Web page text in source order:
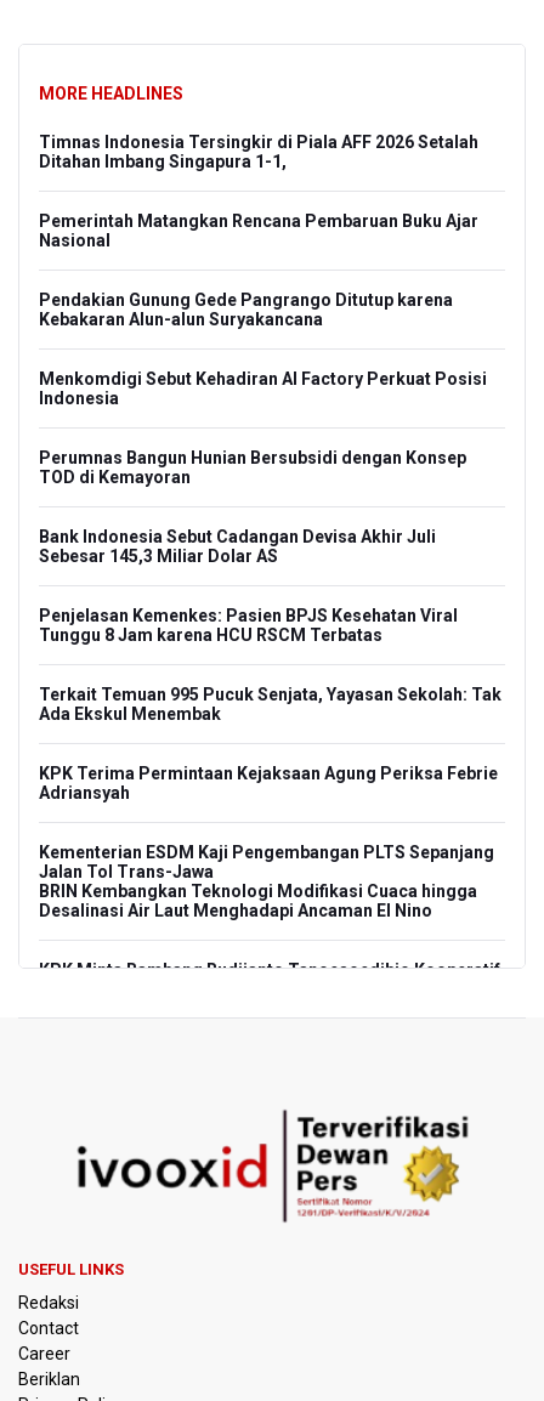
MORE HEADLINES
Timnas Indonesia Tersingkir di Piala AFF 2026 Setalah
Ditahan Imbang Singapura 1-1,
Pemerintah Matangkan Rencana Pembaruan Buku Ajar
Nasional
Pendakian Gunung Gede Pangrango Ditutup karena
Kebakaran Alun-alun Suryakancana
Menkomdigi Sebut Kehadiran AI Factory Perkuat Posisi
Indonesia
Perumnas Bangun Hunian Bersubsidi dengan Konsep
TOD di Kemayoran
Bank Indonesia Sebut Cadangan Devisa Akhir Juli
Sebesar 145,3 Miliar Dolar AS
Penjelasan Kemenkes: Pasien BPJS Kesehatan Viral
Tunggu 8 Jam karena HCU RSCM Terbatas
Terkait Temuan 995 Pucuk Senjata, Yayasan Sekolah: Tak
Ada Ekskul Menembak
KPK Terima Permintaan Kejaksaan Agung Periksa Febrie
Adriansyah
Kementerian ESDM Kaji Pengembangan PLTS Sepanjang
Jalan Tol Trans-Jawa
BRIN Kembangkan Teknologi Modifikasi Cuaca hingga
Desalinasi Air Laut Menghadapi Ancaman El Nino
KPK Minta Bambang Rudijanto Tanoesoedibjo Kooperatif,
BRIN Sebut Teknologi ANG Berpotensi Hemat Subsidi LPG
Kuasa Hukum Klaim 995 Airsoft Gun di Sekolah Swasta
Jaksel Berizin, Bantah Kepemilikan Senjata Api dan
Bernilai Tambah Tinggi
Sri Mulyani Indrawati Kembali ke Bank Dunia
USEFUL LINKS
Redaksi
Contact
Career
Beriklan